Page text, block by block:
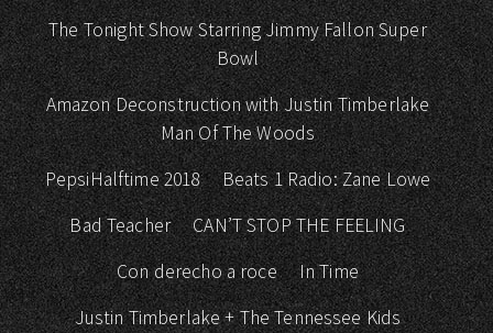
The Tonight Show Starring Jimmy Fallon Super
Bowl
Amazon Deconstruction with Justin Timberlake
Man Of The Woods
PepsiHalftime 2018
Beats 1 Radio: Zane Lowe
Bad Teacher
CAN’T STOP THE FEELING
Con derecho a roce
In Time
Justin Timberlake + The Tennessee Kids